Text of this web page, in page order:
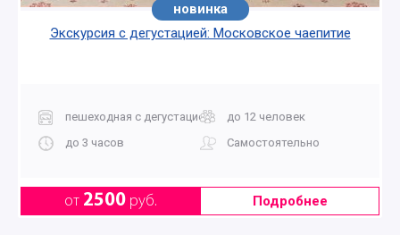
хит
новинка
Экскурсия с дегустацией: Московское чаепитие
пешеходная с дегустацией
до 12 человек
до 3 часов
Самостоятельно
от 2500руб. Подробнее